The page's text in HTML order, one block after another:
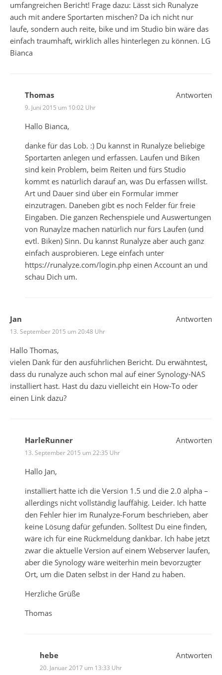
umfangreichen Bericht! Frage dazu: Lässt sich Runalyze
auch mit andere Sportarten mischen? Da ich nicht nur
laufe, sondern auch reite, bike und im Studio bin wäre das
einfach traumhaft, wirklich alles hinterlegen zu können. LG
Bianca
Thomas
9. Juni 2015 um 10:02 Uhr
Hallo Bianca,
danke für das Lob. :) Du kannst in Runalyze beliebige
Sportarten anlegen und erfassen. Laufen und Biken
sind kein Problem, beim Reiten und fürs Studio
kommt es natürlich darauf an, was Du erfassen willst.
Art und Dauer sind über ein Formular immer
einzutragen. Daneben gibt es noch Felder für freie
Eingaben. Die ganzen Rechenspiele und Auswertungen
von Runaylze machen natürlich nur fürs Laufen (und
evtl. Biken) Sinn. Du kannst Runalyze aber auch ganz
einfach ausprobieren. Lege einfach unter
https://runalyze.com/login.php einen Account an und
schau Dich um.
Antworten
Jan
13. September 2015 um 20:48 Uhr
Hallo Thomas,
vielen Dank für den ausführlichen Bericht. Du erwähntest,
dass du runalyze auch schon mal auf einer Synology-NAS
installiert hast. Hast du dazu vielleicht ein How-To oder
einen Link dazu?
Antworten
HarleRunner
13. September 2015 um 22:35 Uhr
Hallo Jan,
installiert hatte ich die Version 1.5 und die 2.0 alpha –
allerdings nicht vollständig lauffähig. Leider. Ich hatte
den Fehler hier im Runalyze-Forum beschrieben, aber
keine Lösung dafür gefunden. Solltest Du eine finden,
wäre ich für eine Rückmeldung dankbar. Ich habe jetzt
zwar die aktuelle Version auf einem Webserver laufen,
aber die Synology wäre weiterhin mein bevorzugter
Ort, um die Daten selbst in der Hand zu haben.
Herzliche Grüße
Thomas
Antworten
hebe
20. Januar 2017 um 13:33 Uhr
Antworten